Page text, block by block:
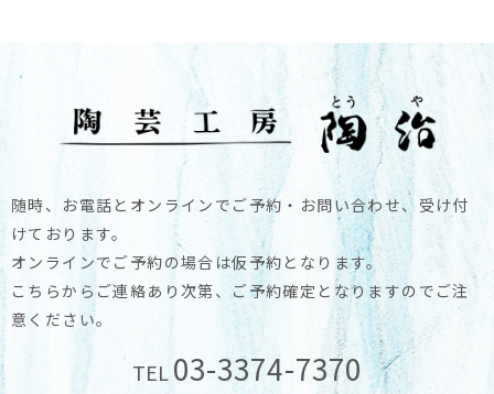
随時、お電話とオンラインでご予約・お問い合わせ、受け付
けております。
オンラインでご予約の場合は仮予約となります。
こちらからご連絡あり次第、ご予約確定となりますのでご注
意ください。
TEL03-3374-7370